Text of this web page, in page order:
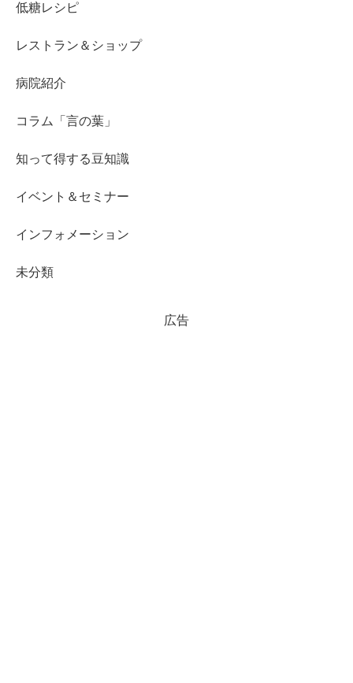
低糖レシピ
レストラン＆ショップ
病院紹介
コラム「言の葉」
知って得する豆知識
イベント＆セミナー
インフォメーション
未分類
広告